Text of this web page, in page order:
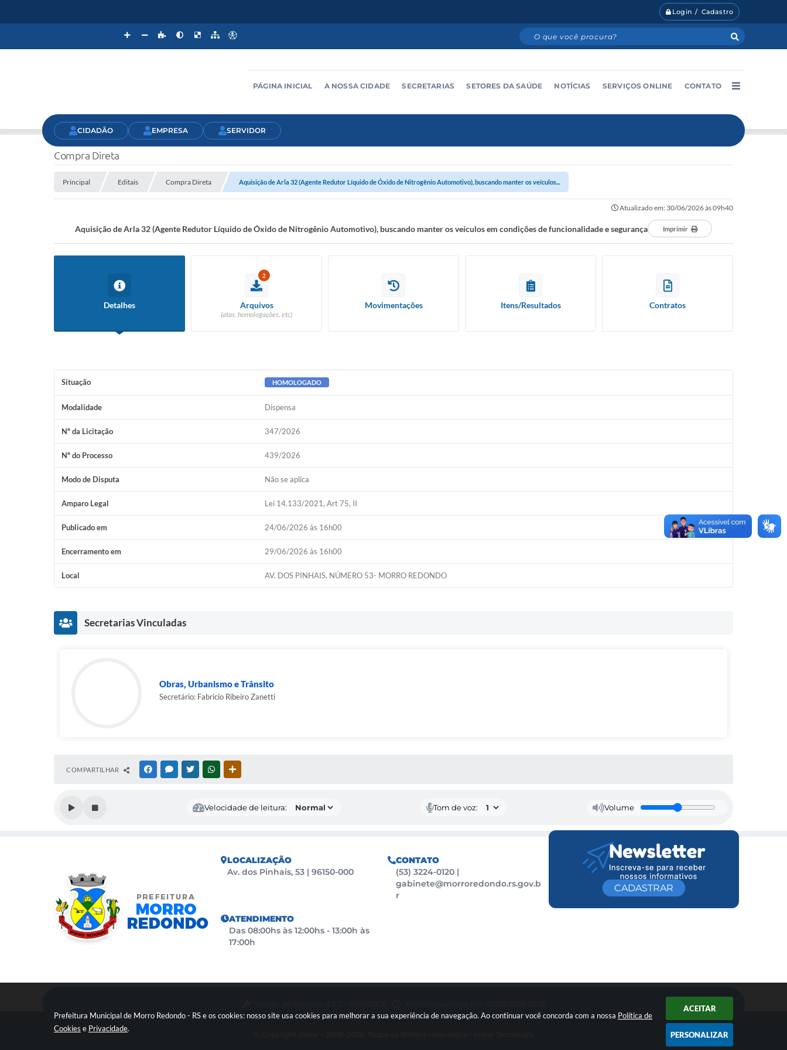
Prefeitura Municipal de Morro Redondo - RS e os cookies: nosso site usa cookies para melhorar a sua experiência de navegação. Ao continuar você concorda com a nossa Política de
Cookies e Privacidade.
ACEITAR
PERSONALIZAR
Login / Cadastro
PÁGINA INICIAL A NOSSA CIDADE SECRETARIAS SETORES DA SAÚDE NOTÍCIAS SERVIÇOS ONLINE CONTATO
CIDADÃO EMPRESA SERVIDOR
Compra Direta
Principal Editais Compra Direta Aquisição de Arla 32 (Agente Redutor Líquido de Óxido de Nitrogênio Automotivo), buscando manter os veículos...
Atualizado em: 30/06/2026 às 09h40
Aquisição de Arla 32 (Agente Redutor Líquido de Óxido de Nitrogênio Automotivo), buscando manter os veículos em condições de funcionalidade e segurança Imprimir
Detalhes
2
Arquivos
(atas, homologações, etc)
Movimentações Itens/Resultados Contratos
Situação HOMOLOGADO
Modalidade Dispensa
Nº da Licitação 347/2026
Nº do Processo 439/2026
Modo de Disputa Não se aplica
Amparo Legal Lei 14.133/2021, Art 75, II
Publicado em 24/06/2026 às 16h00
Encerramento em 29/06/2026 às 16h00
Local AV. DOS PINHAIS, NÚMERO 53- MORRO REDONDO
Secretarias Vinculadas
Obras, Urbanismo e Trânsito
Secretário: Fabricio Ribeiro Zanetti
COMPARTILHAR FACEBOOKMESSENGER
TWITTERWHATSAPP
Velocidade de leitura: Tom de voz: Volume
LOCALIZAÇÃO
Av. dos Pinhais, 53 | 96150-000
CONTATO
(53) 3224-0120 |
gabinete@morroredondo.rs.gov.b
r
ATENDIMENTO
Das 08:00hs às 12:00hs - 13:00h às
17:00h
CADASTRAR